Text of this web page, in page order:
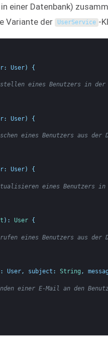
einer Datenbank)
Variante der
UserService -
: User) {
eines Benutzers in der
: User) {
eines Benutzers aus der
: User) {
eines Benutzers in
) : User {
eines Benutzers aus der
: User, subject : String ,
einer E-Mail an den